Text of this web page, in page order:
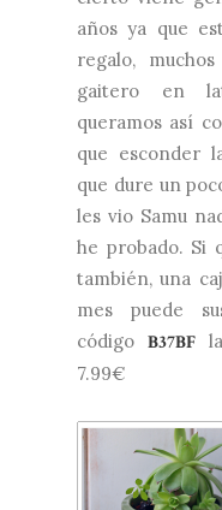
años ya que
regalo,
gaitero en
queramos así
que esconder
que dure un
les vio Samu
he probado. Si
también, una
mes puede
código B37BF
7.99€